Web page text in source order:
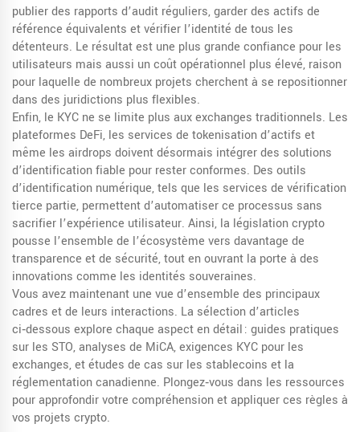
publier des rapports d’audit réguliers, garder des actifs de
référence équivalents et vérifier l’identité de tous les
détenteurs. Le résultat est une plus grande confiance pour les
utilisateurs mais aussi un coût opérationnel plus élevé, raison
pour laquelle de nombreux projets cherchent à se repositionner
dans des juridictions plus flexibles.
Enfin, le KYC ne se limite plus aux exchanges traditionnels. Les
plateformes DeFi, les services de tokenisation d’actifs et
même les airdrops doivent désormais intégrer des solutions
d’identification fiable pour rester conformes. Des outils
d’identification numérique, tels que les services de vérification
tierce partie, permettent d’automatiser ce processus sans
sacrifier l’expérience utilisateur. Ainsi, la législation crypto
pousse l’ensemble de l’écosystème vers davantage de
transparence et de sécurité, tout en ouvrant la porte à des
innovations comme les identités souveraines.
Vous avez maintenant une vue d’ensemble des principaux
cadres et de leurs interactions. La sélection d’articles
ci‑dessous explore chaque aspect en détail : guides pratiques
sur les STO, analyses de MiCA, exigences KYC pour les
exchanges, et études de cas sur les stablecoins et la
réglementation canadienne. Plongez‑vous dans les ressources
pour approfondir votre compréhension et appliquer ces règles à
vos projets crypto.